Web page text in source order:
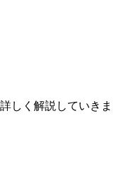
しく解説していきま